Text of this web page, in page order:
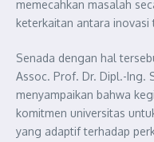
memecahkan masalah
keterkaitan antara
Senada dengan hal
Assoc. Prof. Dr. Dipl.-Ing.
menyampaikan bahwa
komitmen universitas
yang adaptif terhadap